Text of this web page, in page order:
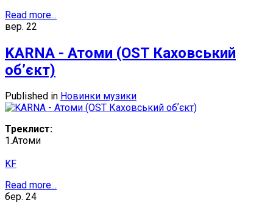
Read more...
вер. 22
KARNA - Атоми (OST Каховський
обʼєкт)
Published in Новинки музики
Треклист:
1.Атоми
KF
Read more...
бер. 24